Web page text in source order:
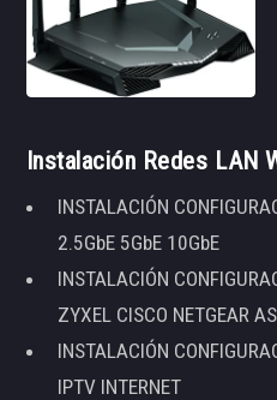
Instalación Redes LAN
INSTALACIÓN
2.5GbE 5GbE 10GbE
INSTALACIÓN
ZYXEL CISCO NETGEAR
INSTALACIÓN
IPTV INTERNET